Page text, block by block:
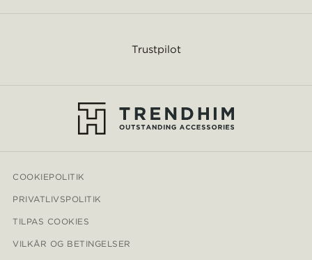
Trustpilot
COOKIEPOLITIK
PRIVATLIVSPOLITIK
TILPAS COOKIES
VILKÅR OG BETINGELSER